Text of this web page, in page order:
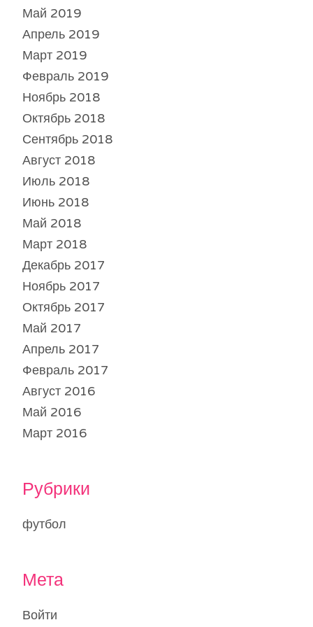
Май 2019
Апрель 2019
Март 2019
Февраль 2019
Ноябрь 2018
Октябрь 2018
Сентябрь 2018
Август 2018
Июль 2018
Июнь 2018
Май 2018
Март 2018
Декабрь 2017
Ноябрь 2017
Октябрь 2017
Май 2017
Апрель 2017
Февраль 2017
Август 2016
Май 2016
Март 2016
Рубрики
футбол
Мета
Войти